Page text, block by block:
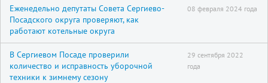
Еженедельно депутаты Совета Сергиево-
Посадского округа проверяют, как
работают котельные округа
08 февраля 2024 года
В Сергиевом Посаде проверили
количество и исправность уборочной
техники к зимнему сезону
29 сентября 2022
года